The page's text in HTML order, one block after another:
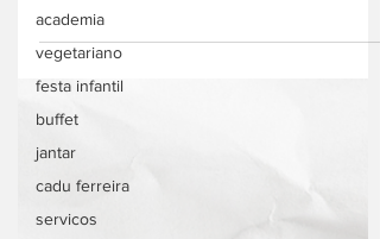
academia
vegetariano
festa infantil
buffet
jantar
cadu ferreira
servicos
Instagram: @patria_burger Pedidos pelo
link:...